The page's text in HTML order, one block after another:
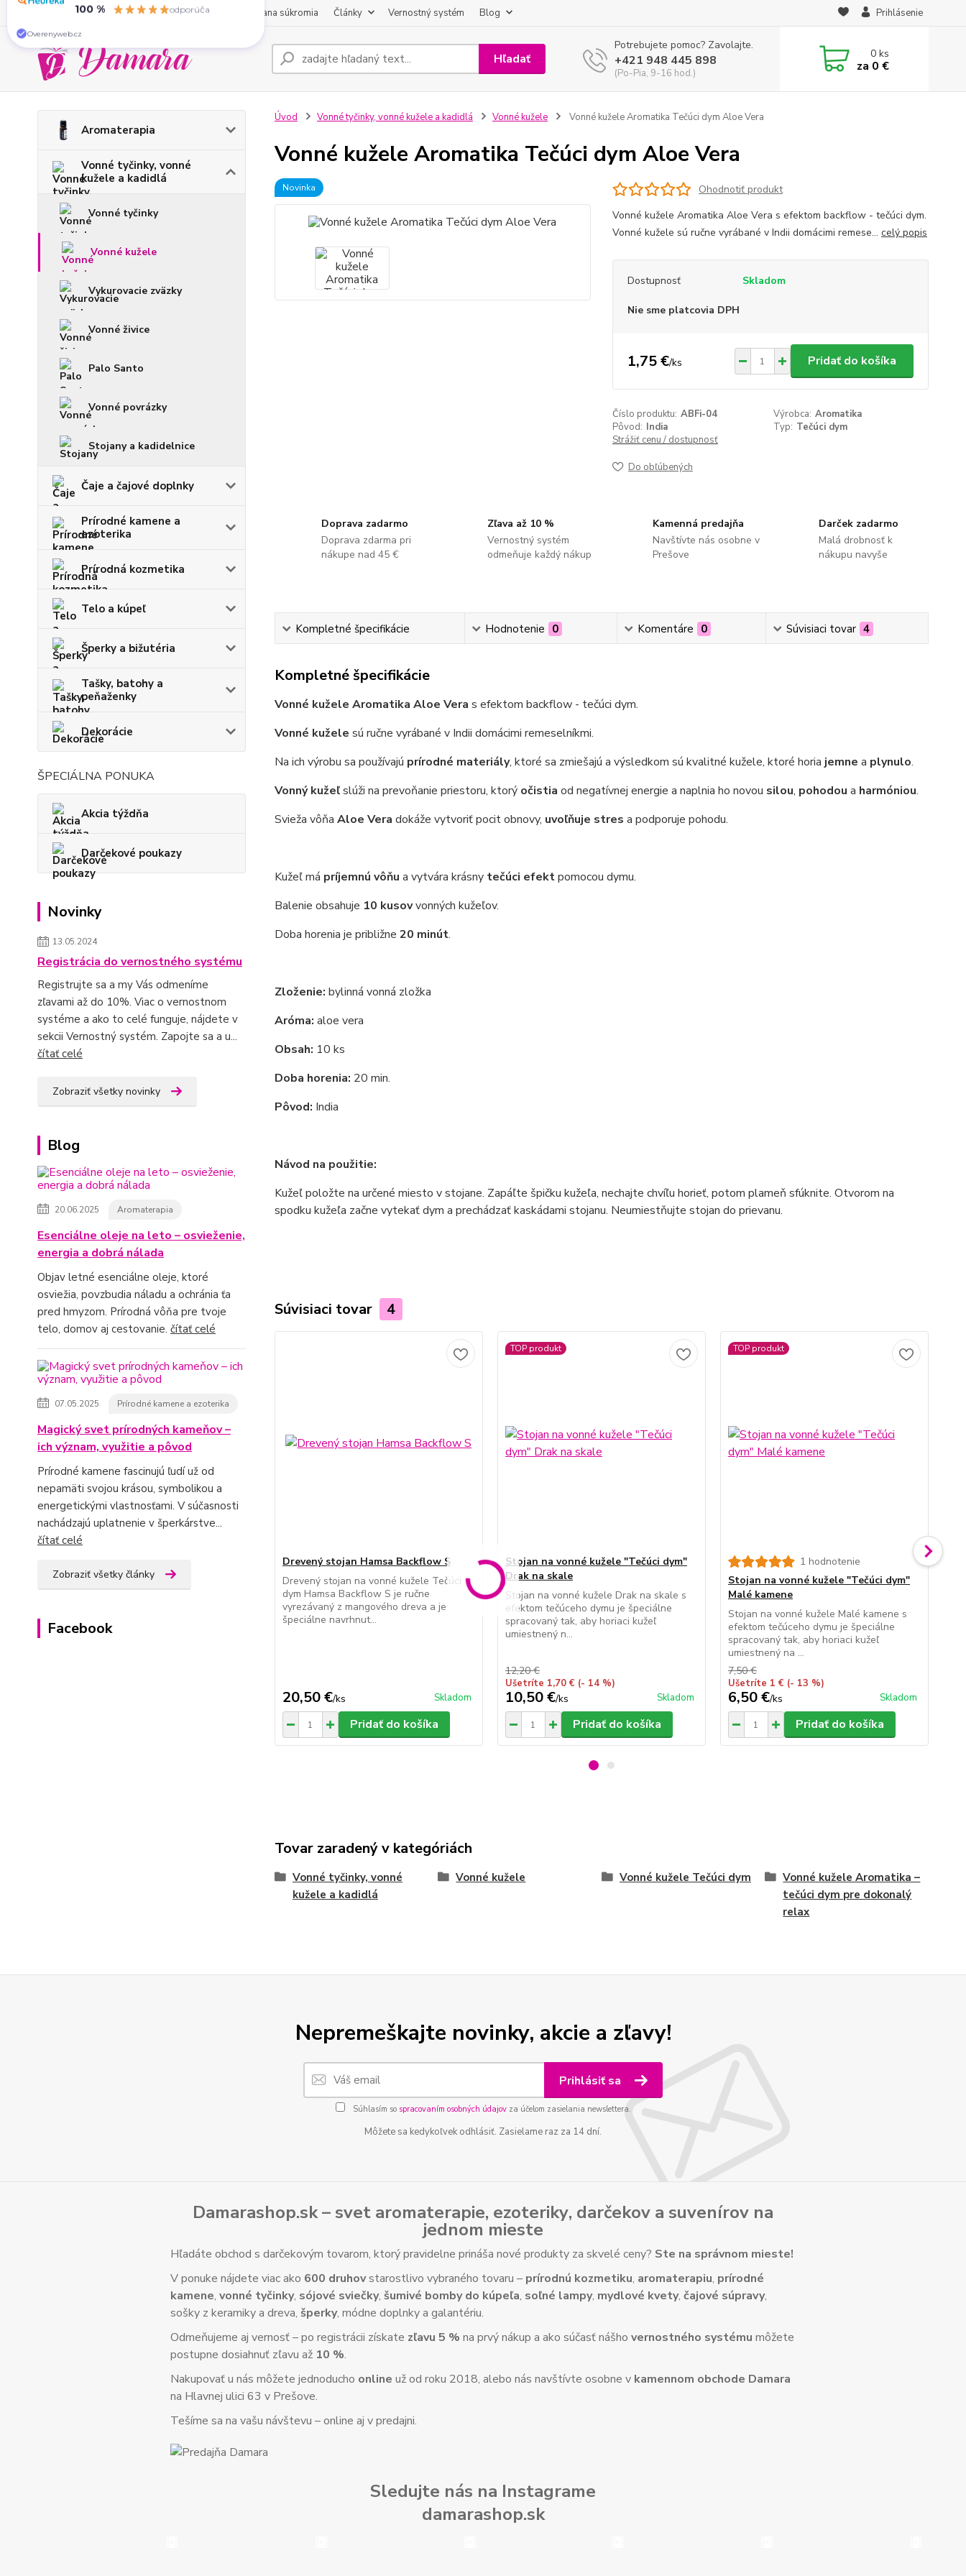
Obchodné podmienky Kontakty Ochrana súkromia Články Vernostný systém Blog Prihlásenie
Hľadať
Potrebujete pomoc? Zavolajte.
+421 948 445 898
(Po-Pia, 9-16 hod.)
0ks
za 0 €
Aromaterapia
Vonné tyčinky, vonné
kužele a kadidlá
Vonné tyčinky
Vonné kužele
Vykurovacie zväzky
Vonné živice
Palo Santo
Vonné povrázky
Stojany a kadidelnice
Čaje a čajové doplnky
Prírodné kamene a
ezoterika
Prírodná kozmetika
Telo a kúpeľ
Šperky a bižutéria
Tašky, batohy a
peňaženky
Dekorácie
ŠPECIÁLNA PONUKA
Akcia týždňa
Darčekové poukazy
Novinky
13.05.2024
Registrácia do vernostného systému
Registrujte sa a my Vás odmeníme
zľavami až do 10%. Viac o vernostnom
systéme a ako to celé funguje, nájdete v
sekcii Vernostný systém. Zapojte sa a u...
čítať celé
Zobraziť všetky novinky
Blog
20.06.2025 Aromaterapia
Esenciálne oleje na leto – osvieženie,
energia a dobrá nálada
Objav letné esenciálne oleje, ktoré
osviežia, povzbudia náladu a ochránia ťa
pred hmyzom. Prírodná vôňa pre tvoje
telo, domov aj cestovanie. čítať celé
07.05.2025 Prírodné kamene a ezoterika
Magický svet prírodných kameňov –
ich význam, využitie a pôvod
Prírodné kamene fascinujú ľudí už od
nepamäti svojou krásou, symbolikou a
energetickými vlastnosťami. V súčasnosti
nachádzajú uplatnenie v šperkárstve...
čítať celé
Zobraziť všetky články
Facebook
Úvod Vonné tyčinky, vonné kužele a kadidlá Vonné kužele Vonné kužele Aromatika Tečúci dym Aloe Vera
Vonné kužele Aromatika Tečúci dym Aloe Vera
Novinka
Ohodnotiť produkt
Vonné kužele Aromatika Aloe Vera s efektom backflow - tečúci dym.
Vonné kužele sú ručne vyrábané v Indii domácimi remese... celý popis
Dostupnosť Skladom
Nie sme platcovia DPH
1,75 €/ks Pridať do košíka
Číslo produktu: ABFi-04 Výrobca: Aromatika
Pôvod: India Typ: Tečúci dym
Strážiť cenu / dostupnosť
Do obľúbených
Doprava zadarmo
Doprava zdarma pri
nákupe nad 45 €
Zľava až 10 %
Vernostný systém
odmeňuje každý nákup
Kamenná predajňa
Navštívte nás osobne v
Prešove
Darček zadarmo
Malá drobnosť k
nákupu navyše
Kompletné špecifikácie Hodnotenie 0 Komentáre 0 Súvisiaci tovar 4
Kompletné špecifikácie
Vonné kužele Aromatika Aloe Vera s efektom backflow - tečúci dym.
Vonné kužele sú ručne vyrábané v Indii domácimi remeselníkmi.
Na ich výrobu sa používajú prírodné materiály, ktoré sa zmiešajú a výsledkom sú kvalitné kužele, ktoré horia jemne a plynulo.
Vonný kužeľslúži na prevoňanie priestoru, ktorý očistia od negatívnej energie a naplnia ho novou silou, pohodou a harmóniou.
Svieža vôňa Aloe Vera dokáže vytvoriť pocit obnovy, uvoľňuje stres a podporuje pohodu.
Kužeľ má príjemnú vôňu a vytvára krásny tečúci efektpomocou dymu.
Balenie obsahuje 10 kusovvonných kužeľov.
Doba horenia je približne 20 minút.
Zloženie: bylinná vonná zložka
Aróma: aloe vera
Obsah: 10 ks
Doba horenia: 20 min.
Pôvod: India
Návod na použitie:
Kužeľ položte na určené miesto v stojane. Zapáľte špičku kužeľa, nechajte chvíľu horieť, potom plameň sfúknite. Otvorom na
spodku kužeľa začne vytekať dym a prechádzať kaskádami stojanu. Neumiestňujte stojan do prievanu.
Súvisiaci tovar 4
Drevený stojan Hamsa Backflow S
Drevený stojan na vonné kužele Tečúci
dym Hamsa Backflow S je ručne
vyrezávaný z mangového dreva a je
špeciálne navrhnut...
20,50 €/ks Skladom
Pridať do košíka
TOP produkt
Stojan na vonné kužele "Tečúci dym"
Drak na skale
Stojan na vonné kužele Drak na skale s
efektom tečúceho dymu je špeciálne
spracovaný tak, aby horiaci kužeľ
umiestnený n...
12,20 €
Ušetríte 1,70 € (- 14 %)
10,50 €/ks Skladom
Pridať do košíka
TOP produkt
1 hodnotenie
Stojan na vonné kužele "Tečúci dym"
Malé kamene
Stojan na vonné kužele Malé kamene s
efektom tečúceho dymu je špeciálne
spracovaný tak, aby horiaci kužeľ
umiestnený na ...
7,50 €
Ušetríte 1 € (- 13 %)
6,50 €/ks Skladom
Pridať do košíka
Tovar zaradený v kategóriách
Vonné tyčinky, vonné
kužele a kadidlá
Vonné kužele Vonné kužele Tečúci dym
Vonné kužele Aromatika –
tečúci dym pre dokonalý
relax
Nepremeškajte novinky, akcie a zľavy!
Prihlásiť sa
Súhlasím so spracovaním osobných údajovza účelom zasielania newslettera.
Môžete sa kedykoľvek odhlásiť. Zasielame raz za 14 dní.
Damarashop.sk – svet aromaterapie, ezoteriky, darčekov a suvenírov na
jednom mieste
Hľadáte obchod s darčekovým tovarom, ktorý pravidelne prináša nové produkty za skvelé ceny? Ste na správnom mieste!
V ponuke nájdete viac ako 600 druhovstarostlivo vybraného tovaru – prírodnú kozmetiku, aromaterapiu, prírodné
kamene, vonné tyčinky, sójové sviečky, šumivé bomby do kúpeľa, soľné lampy, mydlové kvety, čajové súpravy,
sošky z keramiky a dreva, šperky, módne doplnky a galantériu.
Odmeňujeme aj vernosť – po registrácii získate zľavu 5 % na prvý nákup a ako súčasť nášho vernostného systému môžete
postupne dosiahnuť zľavu až 10 %.
Nakupovať u nás môžete jednoducho online už od roku 2018, alebo nás navštívte osobne v kamennom obchode Damara
na Hlavnej ulici 63 v Prešove.
Tešíme sa na vašu návštevu – online aj v predajni.
Sledujte nás na Instagrame
damarashop.sk
dodanie”
100 %
odporúča
Overenyweb.cz